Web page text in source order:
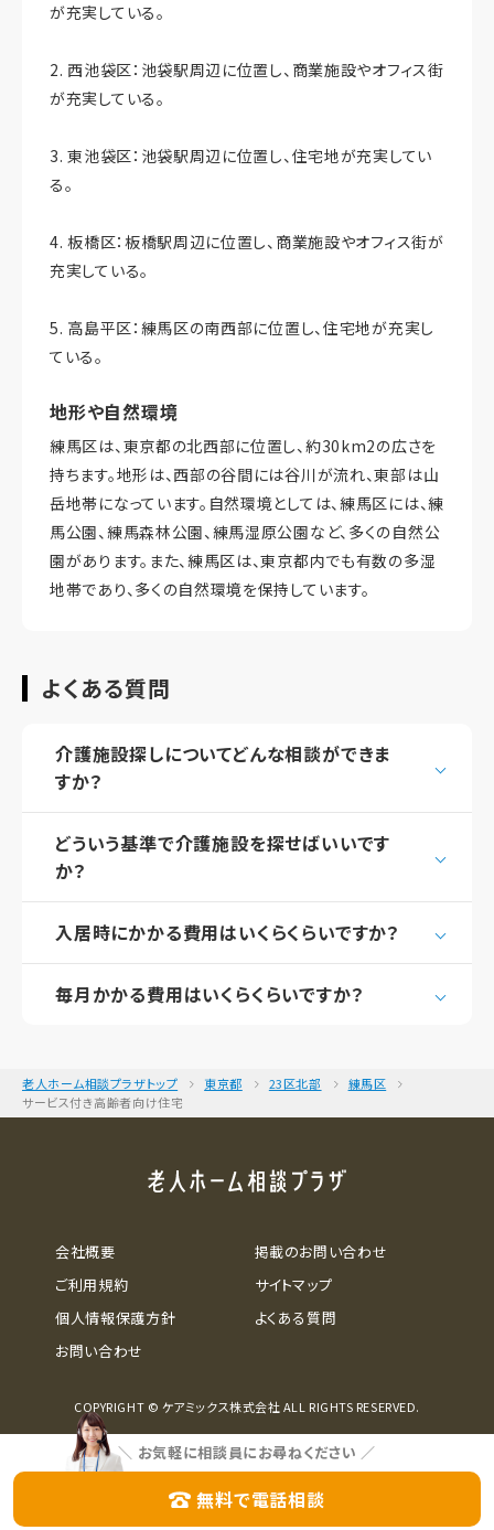
が充実している。
2. 西池袋区：池袋駅周辺に位置し、商業施設やオフィス街
が充実している。
3. 東池袋区：池袋駅周辺に位置し、住宅地が充実してい
る。
4. 板橋区：板橋駅周辺に位置し、商業施設やオフィス街が
充実している。
5. 高島平区：練馬区の南西部に位置し、住宅地が充実し
ている。
地形や自然環境
練馬区は、東京都の北西部に位置し、約30km2の広さを
持ちます。地形は、西部の谷間には谷川が流れ、東部は山
岳地帯になっています。自然環境としては、練馬区には、練
馬公園、練馬森林公園、練馬湿原公園など、多くの自然公
園があります。また、練馬区は、東京都内でも有数の多湿
地帯であり、多くの自然環境を保持しています。
よくある質問
介護施設探しについてどんな相談ができま
すか？
どういう基準で介護施設を探せばいいです
か？
入居時にかかる費用はいくらくらいですか？
毎月かかる費用はいくらくらいですか？
老人ホーム相談プラザトップ 東京都 23区北部
練馬区
サービス付き高齢者向け住宅
＼ お気軽に相談員にお尋ねください ／
無料で電話相談
会社概要
ご利用規約
個人情報保護方針
お問い合わせ
掲載のお問い合わせ
サイトマップ
よくある質問
COPYRIGHT © ケアミックス株式会社 ALL RIGHTS RESERVED.